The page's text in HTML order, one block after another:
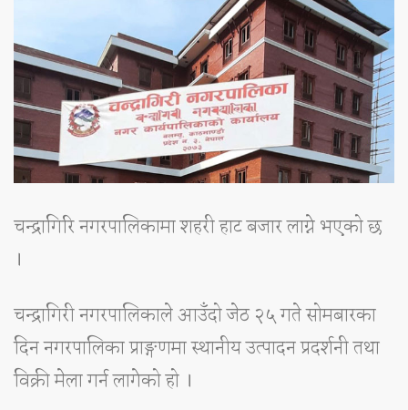
चन्द्रागिरि नगरपालिकामा शहरी हाट बजार लाग्ने भएको छ
।
चन्द्रागिरी नगरपालिकाले आउँदो जेठ २५ गते सोमबारका
दिन नगरपालिका प्राङ्गणमा स्थानीय उत्पादन प्रदर्शनी तथा
विक्री मेला गर्न लागेको हो ।